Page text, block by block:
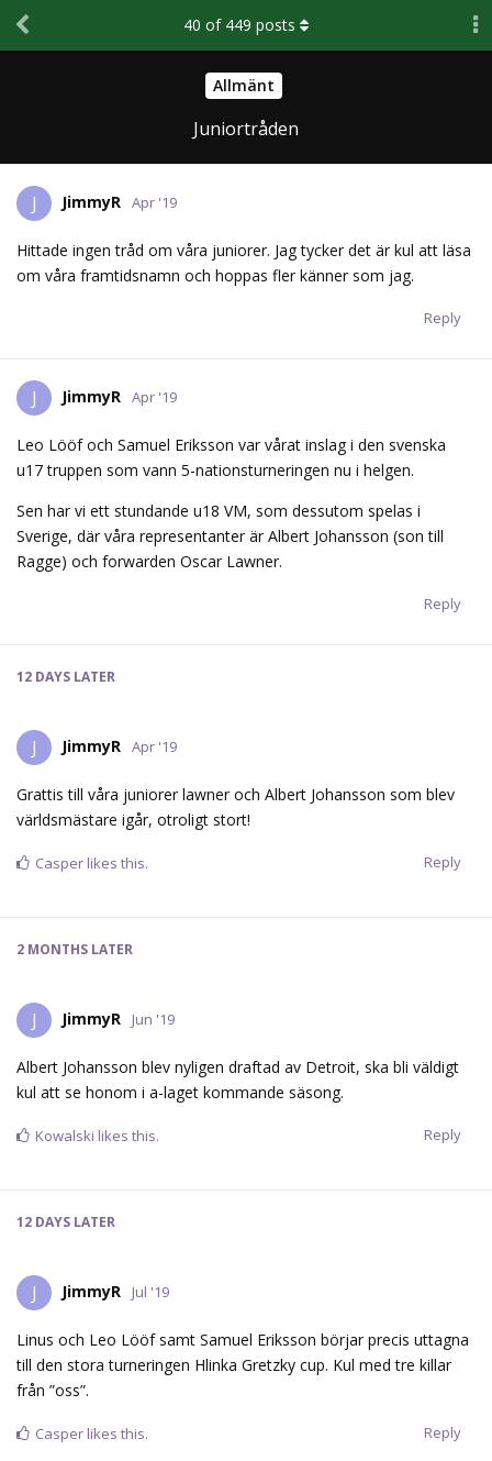
Allmänt
Juniortråden
40 of 449 posts
J JimmyR Apr '19
Hittade ingen tråd om våra juniorer. Jag tycker det är kul att läsa
om våra framtidsnamn och hoppas fler känner som jag.
Reply
J JimmyR Apr '19
Leo Lööf och Samuel Eriksson var vårat inslag i den svenska
u17 truppen som vann 5-nationsturneringen nu i helgen.
Sen har vi ett stundande u18 VM, som dessutom spelas i
Sverige, där våra representanter är Albert Johansson (son till
Ragge) och forwarden Oscar Lawner.
Reply
12 DAYS LATER
J JimmyR Apr '19
Grattis till våra juniorer lawner och Albert Johansson som blev
världsmästare igår, otroligt stort!
Reply
Casper likes this.
2 MONTHS LATER
J JimmyR Jun '19
Albert Johansson blev nyligen draftad av Detroit, ska bli väldigt
kul att se honom i a-laget kommande säsong.
Reply
Kowalski likes this.
12 DAYS LATER
J JimmyR Jul '19
Linus och Leo Lööf samt Samuel Eriksson börjar precis uttagna
till den stora turneringen Hlinka Gretzky cup. Kul med tre killar
från ”oss”.
Reply
Casper likes this.